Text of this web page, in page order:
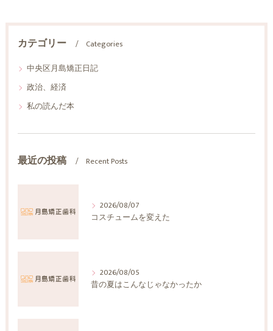
カテゴリー
Categories
中央区月島矯正日記
政治、経済
私の読んだ本
最近の投稿 Recent Posts
2026/08/07
コスチュームを変えた
2026/08/05
昔の夏はこんなじゃなかったか